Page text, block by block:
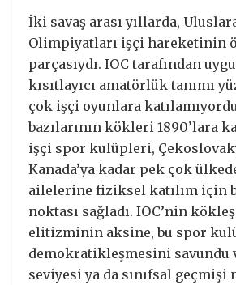
İki savaş arası yıllarda,
Olimpiyatları işçi hareketinin
parçasıydı. IOC tarafından
kısıtlayıcı amatörlük tanımı
çok işçi oyunlara
bazılarının kökleri 1890’lara
işçi spor kulüpleri,
Kanada’ya kadar pek çok
ailelerine fiziksel katılım için
noktası sağladı. IOC’nin
elitizminin aksine, bu spor
demokratikleşmesini savundu
seviyesi ya da sınıfsal geçmişi